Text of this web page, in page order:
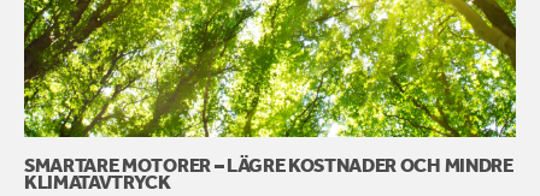
SMARTARE MOTORER – LÄGRE KOSTNADER OCH MINDRE
KLIMATAVTRYCK